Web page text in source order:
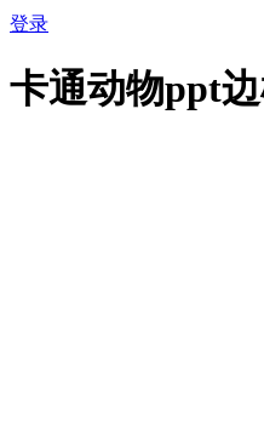
登录
卡通动物ppt